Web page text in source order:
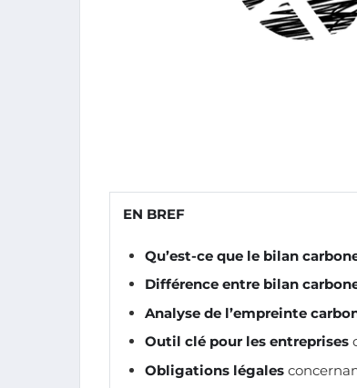
EN BREF
Qu’est-ce que le bilan
Différence entre bilan
Analyse de l’empreinte
Outil clé pour les entreprises
Obligations légales